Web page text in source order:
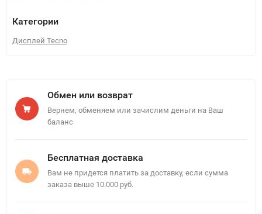
Категории
Дисплей Tecno
Обмен или возврат
Вернем, обменяем или зачислим деньги на Ваш
баланс
Бесплатная доставка
Вам не придется платить за доставку, если сумма
заказа выше 10.000 руб.